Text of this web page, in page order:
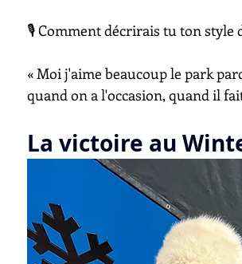
🎙️ Comment décrirais tu ton style
« Moi j'aime beaucoup le park
quand on a l'occasion, quand il
La victoire au